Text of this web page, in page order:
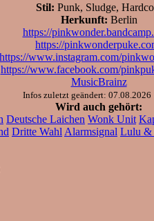
Stil: Punk, Sludge,
Herkunft: Berlin
https://
https://
https://www.instagram.com/
https://www.facebook.com/
MusicBrainz
Infos zuletzt geändert: 07.08.2026
Wird auch gehört:
Deutsche Laichen Wonk Unit
Dritte Wahl Alarmsignal Lulu &